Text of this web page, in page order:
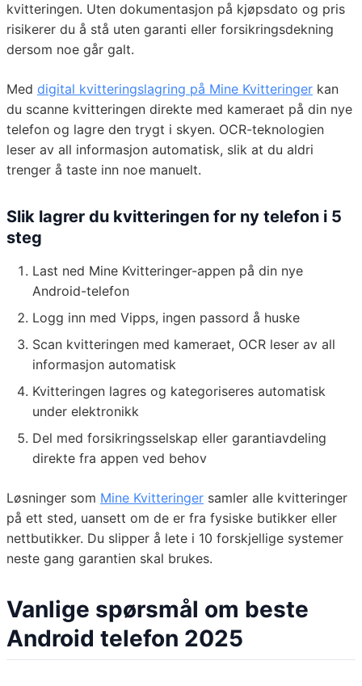
kvitteringen. Uten dokumentasjon på kjøpsdato og pris
risikerer du å stå uten garanti eller forsikringsdekning
dersom noe går galt.
Med digital kvitteringslagring på Mine Kvitteringer kan
du scanne kvitteringen direkte med kameraet på din nye
telefon og lagre den trygt i skyen. OCR-teknologien
leser av all informasjon automatisk, slik at du aldri
trenger å taste inn noe manuelt.
Slik lagrer du kvitteringen for ny telefon i 5
steg
Last ned Mine Kvitteringer-appen på din nye
Android-telefon
Logg inn med Vipps, ingen passord å huske
Scan kvitteringen med kameraet, OCR leser av all
informasjon automatisk
Kvitteringen lagres og kategoriseres automatisk
under elektronikk
Del med forsikringsselskap eller garantiavdeling
direkte fra appen ved behov
Løsninger som Mine Kvitteringer samler alle kvitteringer
på ett sted, uansett om de er fra fysiske butikker eller
nettbutikker. Du slipper å lete i 10 forskjellige systemer
neste gang garantien skal brukes.
Vanlige spørsmål om beste
Android telefon 2025